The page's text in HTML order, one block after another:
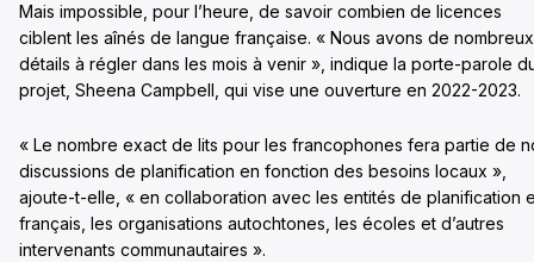
Mais impossible, pour l’heure, de savoir combien de licences
ciblent les aînés de langue française. « Nous avons de nombreux
détails à régler dans les mois à venir », indique la porte-parole
projet, Sheena Campbell, qui vise une ouverture en 2022-2023.
« Le nombre exact de lits pour les francophones fera partie de
discussions de planification en fonction des besoins locaux »,
ajoute-t-elle, « en collaboration avec les entités de planification
français, les organisations autochtones, les écoles et d’autres
intervenants communautaires ».